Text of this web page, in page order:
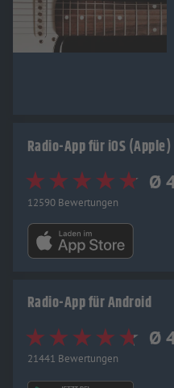
Radio-App für iOS (Apple)
Ø
12590 Bewertungen
Radio-App für Android
Ø
21441 Bewertungen